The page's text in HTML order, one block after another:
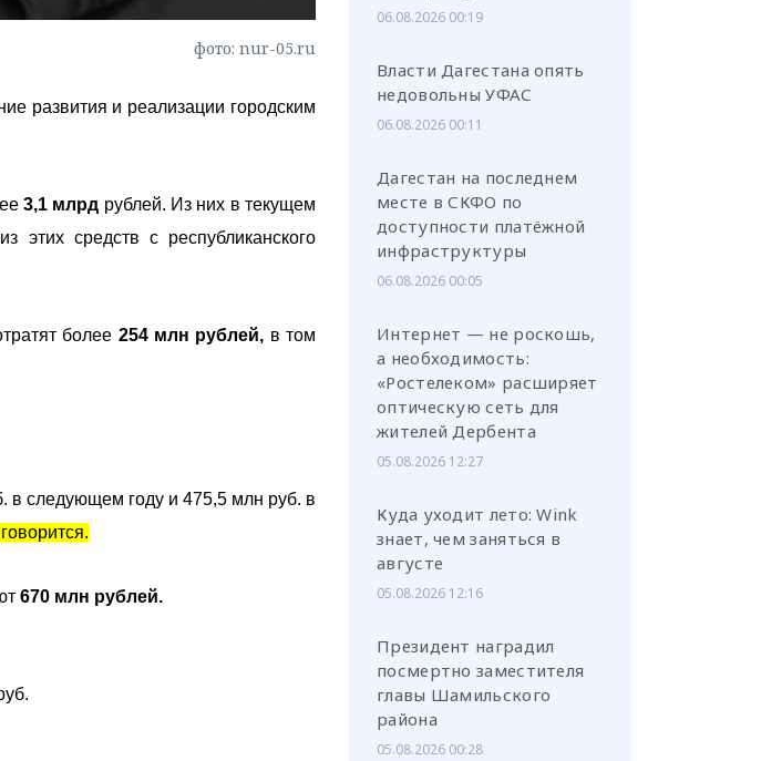
фото: nur-05.ru
развития и реализации городским
3,1 млрд рублей. Из них в текущем
этих средств с республиканского
более 254 млн рублей, в том
в следующем году и 475,5 млн руб. в
670 млн рублей.
06.08.2026 00:19
Власти Дагестана опять
недовольны УФАС
06.08.2026 00:11
Дагестан на последнем
месте в СКФО по
доступности платёжной
инфраструктуры
06.08.2026 00:05
Интернет — не роскошь,
а необходимость:
«Ростелеком» расширяет
оптическую сеть для
жителей Дербента
05.08.2026 12:27
Куда уходит лето: Wink
знает, чем заняться в
августе
05.08.2026 12:16
Президент наградил
посмертно заместителя
главы Шамильского
района
05.08.2026 00:28